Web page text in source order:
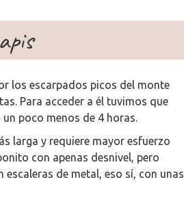
los escarpados picos del monte
Para acceder a él tuvimos que
poco menos de 4 horas.
larga y requiere mayor esfuerzo
con apenas desnivel, pero
de metal, eso sí, con unas